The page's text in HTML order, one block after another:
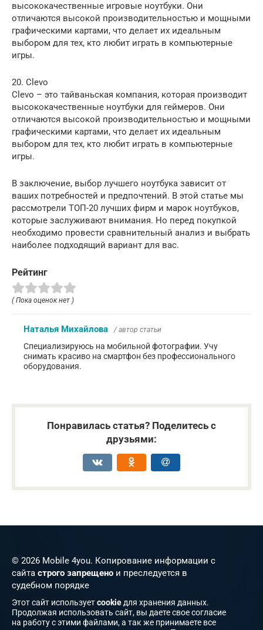
высококачественные игровые ноутбуки. Они
отличаются высокой производительностью и мощными
графическими картами, что делает их идеальным
выбором для тех, кто любит играть в компьютерные
игры.
20. Clevo
Clevo – это тайваньская компания, которая производит
высококачественные ноутбуки для геймеров. Они
отличаются высокой производительностью и мощными
графическими картами, что делает их идеальным
выбором для тех, кто любит играть в компьютерные
игры.
В заключение, выбор лучшего ноутбука зависит от
ваших потребностей и предпочтений. В этой статье мы
рассмотрели ТОП-20 лучших фирм и марок ноутбуков,
которые заслуживают внимания. Но перед покупкой
необходимо провести сравнительный анализ и выбрать
наиболее подходящий вариант для вас.
Рейтинг
( Пока оценок нет )
Наталья Михайлова / автор статьи
Специализируюсь на мобильной фотографии. Учу
снимать красиво на смартфон без профессионального
оборудования.
Понравилась статья? Поделитесь с
друзьями:
© 2026 Mobile 4you. Копирование информации с
сайта строго запрещено и преследуется в
судебном порядке
Этот сайт используетcookie для хранения данных.
Продолжая использовать сайт, вы даете свое согласие
на работу с этими файлами, а так же принимаете все